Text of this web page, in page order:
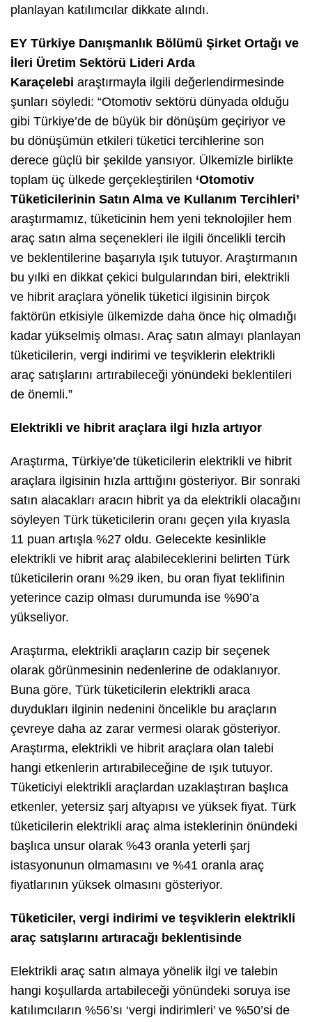
planlayan katılımcılar dikkate alındı.
EY Türkiye Danışmanlık Bölümü Şirket Ortağı ve
İleri Üretim Sektörü Lideri Arda
Karaçelebi araştırmayla ilgili değerlendirmesinde
şunları söyledi: “Otomotiv sektörü dünyada olduğu
gibi Türkiye’de de büyük bir dönüşüm geçiriyor ve
bu dönüşümün etkileri tüketici tercihlerine son
derece güçlü bir şekilde yansıyor. Ülkemizle birlikte
toplam üç ülkede gerçekleştirilen ‘Otomotiv
Tüketicilerinin Satın Alma ve Kullanım Tercihleri’
araştırmamız, tüketicinin hem yeni teknolojiler hem
araç satın alma seçenekleri ile ilgili öncelikli tercih
ve beklentilerine başarıyla ışık tutuyor. Araştırmanın
bu yılki en dikkat çekici bulgularından biri, elektrikli
ve hibrit araçlara yönelik tüketici ilgisinin birçok
faktörün etkisiyle ülkemizde daha önce hiç olmadığı
kadar yükselmiş olması. Araç satın almayı planlayan
tüketicilerin, vergi indirimi ve teşviklerin elektrikli
araç satışlarını artırabileceği yönündeki beklentileri
de önemli.”
Elektrikli ve hibrit araçlara ilgi hızla artıyor
Araştırma, Türkiye’de tüketicilerin elektrikli ve hibrit
araçlara ilgisinin hızla arttığını gösteriyor. Bir sonraki
satın alacakları aracın hibrit ya da elektrikli olacağını
söyleyen Türk tüketicilerin oranı geçen yıla kıyasla
11 puan artışla %27 oldu. Gelecekte kesinlikle
elektrikli ve hibrit araç alabileceklerini belirten Türk
tüketicilerin oranı %29 iken, bu oran fiyat teklifinin
yeterince cazip olması durumunda ise %90’a
yükseliyor.
Araştırma, elektrikli araçların cazip bir seçenek
olarak görünmesinin nedenlerine de odaklanıyor.
Buna göre, Türk tüketicilerin elektrikli araca
duydukları ilginin nedenini öncelikle bu araçların
çevreye daha az zarar vermesi olarak gösteriyor.
Araştırma, elektrikli ve hibrit araçlara olan talebi
hangi etkenlerin artırabileceğine de ışık tutuyor.
Tüketiciyi elektrikli araçlardan uzaklaştıran başlıca
etkenler, yetersiz şarj altyapısı ve yüksek fiyat. Türk
tüketicilerin elektrikli araç alma isteklerinin önündeki
başlıca unsur olarak %43 oranla yeterli şarj
istasyonunun olmamasını ve %41 oranla araç
fiyatlarının yüksek olmasını gösteriyor.
Tüketiciler, vergi indirimi ve teşviklerin elektrikli
araç satışlarını artıracağı beklentisinde
Elektrikli araç satın almaya yönelik ilgi ve talebin
hangi koşullarda artabileceği yönündeki soruya ise
katılımcıların %56’sı ‘vergi indirimleri’ ve %50’si de